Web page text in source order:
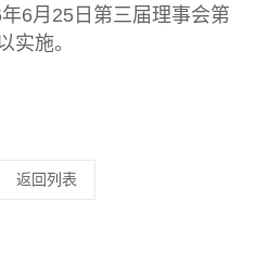
6月25日第三届理事会第
实施。
返回列表